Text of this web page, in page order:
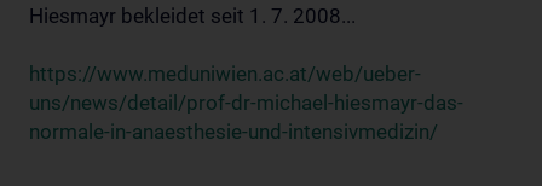
Hiesmayr bekleidet seit 1. 7. 2008...
https://www.meduniwien.ac.at/web/ueber-
uns/news/detail/prof-dr-michael-hiesmayr-das-
normale-in-anaesthesie-und-intensivmedizin/